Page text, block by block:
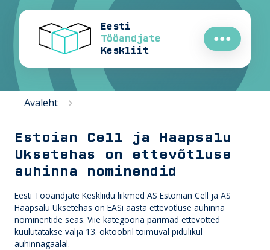
Eesti
Tööandjate
Keskliit
●●●
Avaleht
Estoian Cell ja Haapsalu
Uksetehas on ettevõtluse
auhinna nominendid
Eesti Tööandjate Keskliidu liikmed AS Estonian Cell ja AS
Haapsalu Uksetehas on EASi aasta ettevõtluse auhinna
nominentide seas. Viie kategooria parimad ettevõtted
kuulutatakse välja 13. oktoobril toimuval pidulikul
auhinnagaalal.